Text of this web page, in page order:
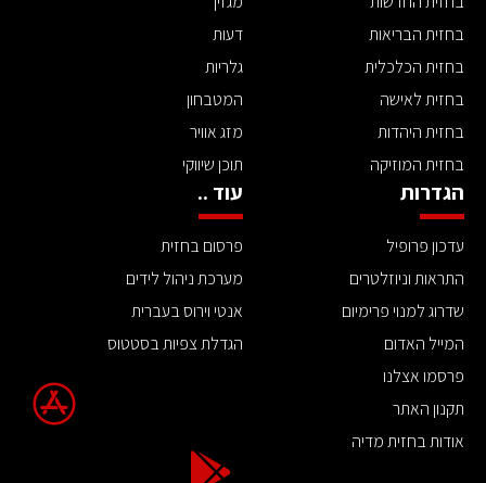
בחזית הבריאות
בחזית הכלכלית
בחזית לאישה
בחזית היהדות
בחזית המוזיקה
דעות
גלריות
המטבחון
מזג אוויר
תוכן שיווקי
הגדרות
עדכון פרופיל
התראות וניוזלטרים
שדרוג למנוי פרימיום
המייל האדום
פרסמו אצלנו
תקנון האתר
אודות בחזית מדיה
עוד ..
פרסום בחזית
מערכת ניהול לידים
אנטי וירוס בעברית
הגדלת צפיות בסטטוס